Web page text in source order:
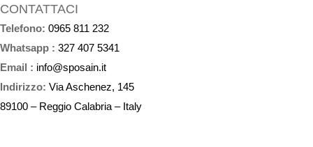
CONTATTACI
Telefono: 0965 811 232
Whatsapp : 327 407 5341
Email : info@sposain.it
Indirizzo: Via Aschenez, 145
89100 – Reggio Calabria – Italy